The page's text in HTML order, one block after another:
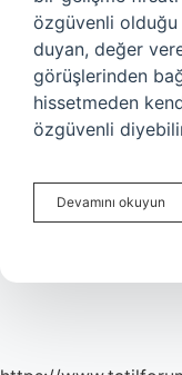
özgüvenli olduğu
duyan, değer
görüşlerinden
hissetmeden
özgüvenli
Devamını okuyun